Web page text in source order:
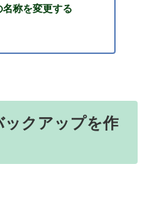
称を変更する
クアップを作